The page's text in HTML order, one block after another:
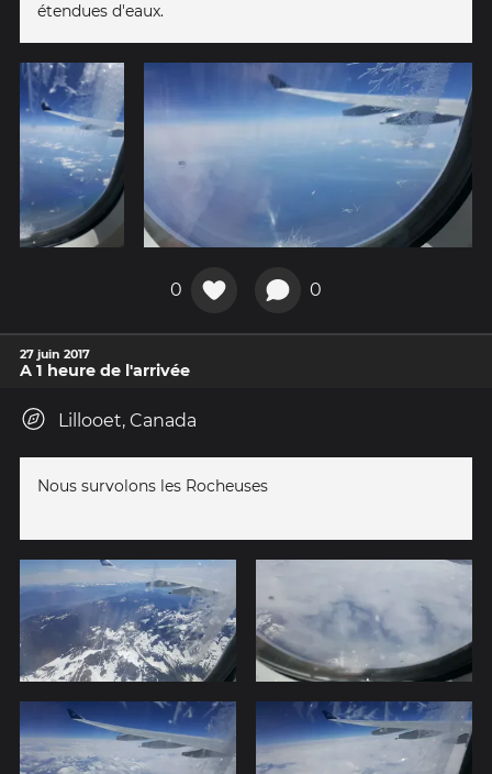
étendues d'eaux.
0 0
27 juin 2017
A 1 heure de l'arrivée
Lillooet, Canada
Nous survolons les Rocheuses